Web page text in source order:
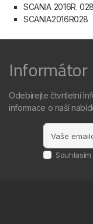
SCANIA 2016R. 028
SCANIA2016R028
Informátor
Odebírejte čtvrtletní
informace o naší
Souhlasím